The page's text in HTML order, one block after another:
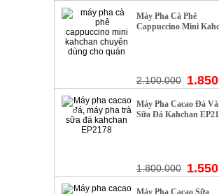
Máy Pha Cà Phê
Cappuccino Mini
2.100.000
Máy Pha Cacao Đá
Sữa Đá Kahchan
1.800.000
- 13%
Máy Pha Cacao Sữa